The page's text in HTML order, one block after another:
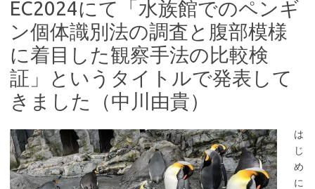
EC2024にて「水族館でのペンギ
ン個体識別法の調査と腹部模様
に着目した観察手法の比較検
証」というタイトルで発表して
きました（中川由貴）
は
じ
め
に